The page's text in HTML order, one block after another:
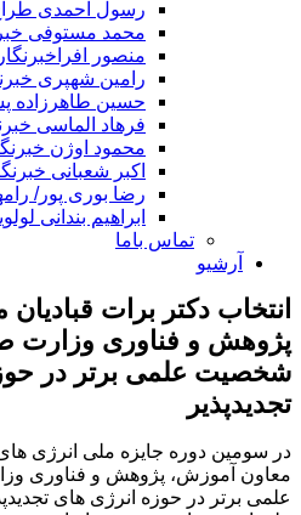
رسول احمدی
محمد مستوفی
منصور
رامین شهپری
حسین طاهرزاده
فرهاد الماسی
محمود اوژن
اکبر شعبانی
رضا بوری پور/
ابراهیم بندانی
تماس باما
آرشیو
انتخاب دکتر برات
پژوهش و فناوری وزارت
شخصیت علمی برتر در
تجدیدپذیر
در سومین دوره جایزه ملی انرژی های
معاون آموزش، پژوهش و فناوری
علمی برتر در حوزه انرژی های